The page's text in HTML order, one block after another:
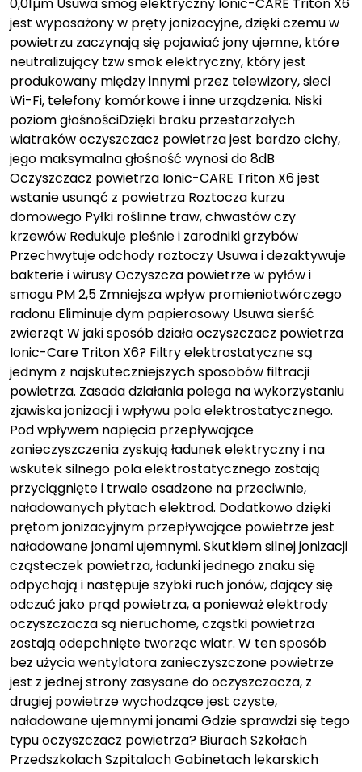
0,01µm Usuwa smog elektryczny Ionic-CARE Triton X6
jest wyposażony w pręty jonizacyjne, dzięki czemu w
powietrzu zaczynają się pojawiać jony ujemne, które
neutralizujący tzw smok elektryczny, który jest
produkowany między innymi przez telewizory, sieci
Wi-Fi, telefony komórkowe i inne urządzenia. Niski
poziom głośnościDzięki braku przestarzałych
wiatraków oczyszczacz powietrza jest bardzo cichy,
jego maksymalna głośność wynosi do 8dB
Oczyszczacz powietrza Ionic-CARE Triton X6 jest
wstanie usunąć z powietrza Roztocza kurzu
domowego Pyłki roślinne traw, chwastów czy
krzewów Redukuje pleśnie i zarodniki grzybów
Przechwytuje odchody roztoczy Usuwa i dezaktywuje
bakterie i wirusy Oczyszcza powietrze w pyłów i
smogu PM 2,5 Zmniejsza wpływ promieniotwórczego
radonu Eliminuje dym papierosowy Usuwa sierść
zwierząt W jaki sposób działa oczyszczacz powietrza
Ionic-Care Triton X6? Filtry elektrostatyczne są
jednym z najskuteczniejszych sposobów filtracji
powietrza. Zasada działania polega na wykorzystaniu
zjawiska jonizacji i wpływu pola elektrostatycznego.
Pod wpływem napięcia przepływające
zanieczyszczenia zyskują ładunek elektryczny i na
wskutek silnego pola elektrostatycznego zostają
przyciągnięte i trwale osadzone na przeciwnie,
naładowanych płytach elektrod. Dodatkowo dzięki
prętom jonizacyjnym przepływające powietrze jest
naładowane jonami ujemnymi. Skutkiem silnej jonizacji
cząsteczek powietrza, ładunki jednego znaku się
odpychają i następuje szybki ruch jonów, dający się
odczuć jako prąd powietrza, a ponieważ elektrody
oczyszczacza są nieruchome, cząstki powietrza
zostają odepchnięte tworząc wiatr. W ten sposób
bez użycia wentylatora zanieczyszczone powietrze
jest z jednej strony zasysane do oczyszczacza, z
drugiej powietrze wychodzące jest czyste,
naładowane ujemnymi jonami Gdzie sprawdzi się tego
typu oczyszczacz powietrza? Biurach Szkołach
Przedszkolach Szpitalach Gabinetach lekarskich